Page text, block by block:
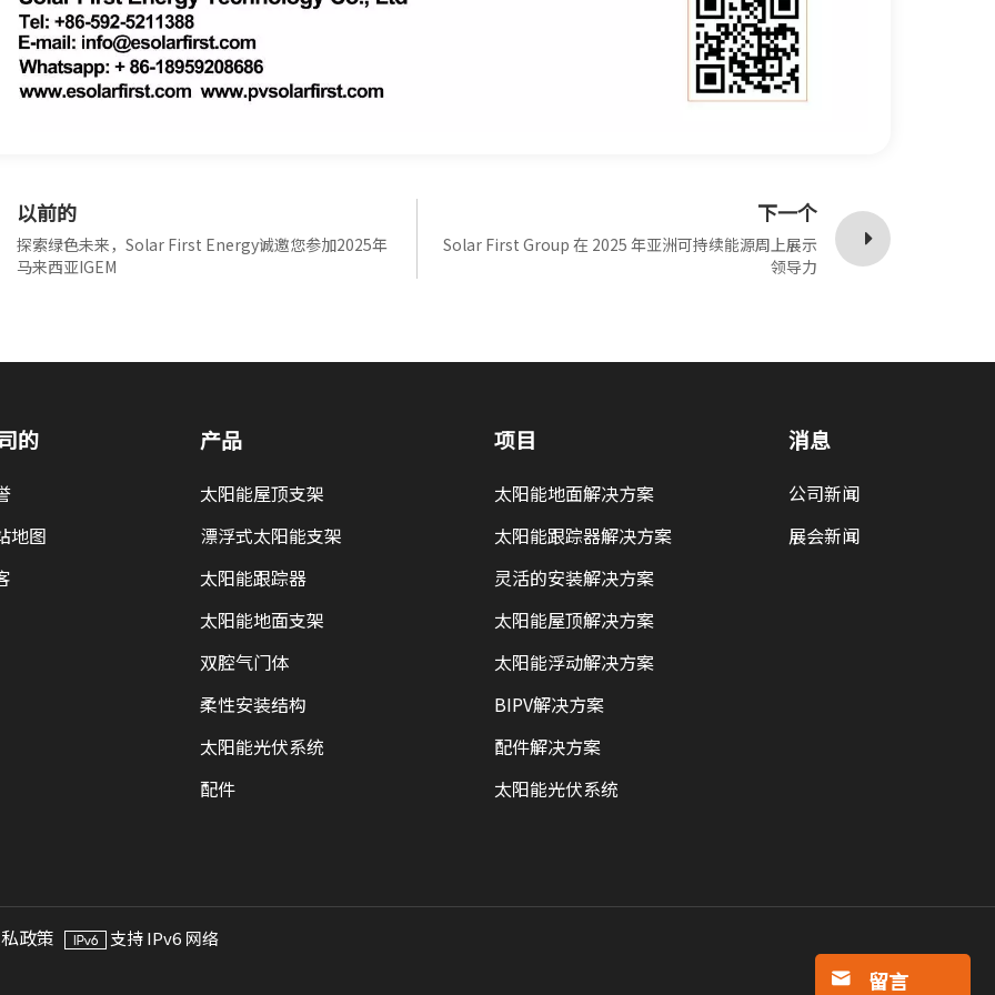
以前的
探索绿色未来，Solar First Energy诚邀您参加2025年
马来西亚IGEM
下一个
Solar First Group 在 2025 年亚洲可持续能源周上展示
领导力
的
地图
产品
太阳能屋顶支架
漂浮式太阳能支架
太阳能跟踪器
太阳能地面支架
双腔气门体
柔性安装结构
太阳能光伏系统
配件
项目
太阳能地面解决方案
太阳能跟踪器解决方案
灵活的安装解决方案
太阳能屋顶解决方案
太阳能浮动解决方案
BIPV解决方案
配件解决方案
太阳能光伏系统
消息
公司新闻
展会新闻
政策 支持 IPv6 网络
留言